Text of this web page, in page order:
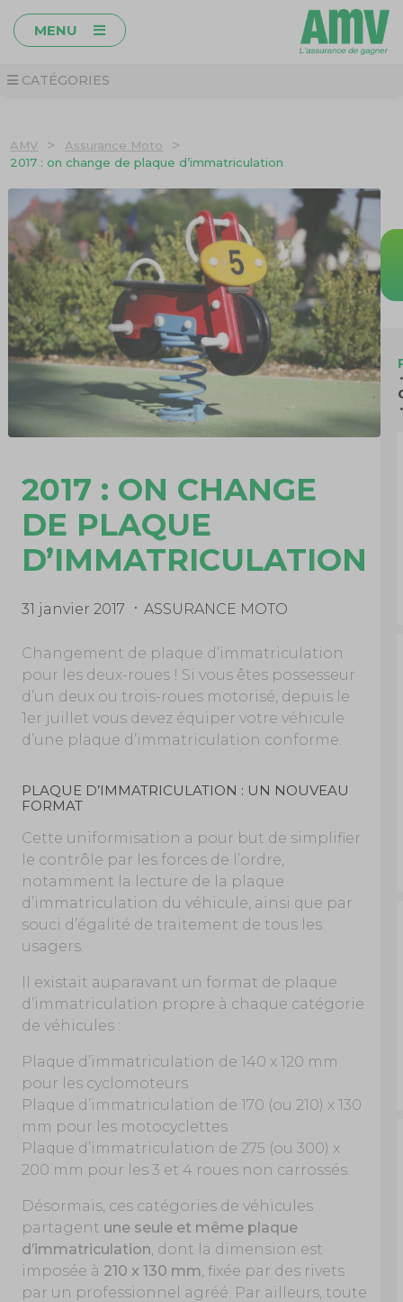
MENU
CATÉGORIES
AMV > Assurance Moto >
2017 : on change de plaque d’immatriculation
2017 : ON CHANGE
DE PLAQUE
D’IMMATRICULATION
31 janvier 2017 ASSURANCE MOTO
Changement de plaque d’immatriculation
pour les deux-roues ! Si vous êtes possesseur
d’un deux ou trois-roues motorisé, depuis le
1er juillet vous devez équiper votre véhicule
d’une plaque d’immatriculation conforme.
PLAQUE D’IMMATRICULATION : UN NOUVEAU
FORMAT
Cette uniformisation a pour but de simplifier
le contrôle par les forces de l’ordre,
notamment la lecture de la plaque
d’immatriculation du véhicule, ainsi que par
souci d’égalité de traitement de tous les
usagers.
Il existait auparavant un format de plaque
d’immatriculation propre à chaque catégorie
de véhicules :
Plaque d’immatriculation de 140 x 120 mm
pour les cyclomoteurs
Plaque d’immatriculation de 170 (ou 210) x 130
mm pour les motocyclettes
Plaque d’immatriculation de 275 (ou 300) x
200 mm pour les 3 et 4 roues non carrossés.
Désormais, ces catégories de véhicules
partagent une seule et même plaque
d’immatriculation , dont la dimension est
imposée à 210 x 130 mm , fixée par des rivets
par un professionnel agréé. Par ailleurs, toute